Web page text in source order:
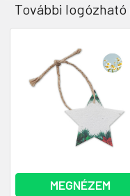
További
MEGNÉZEM